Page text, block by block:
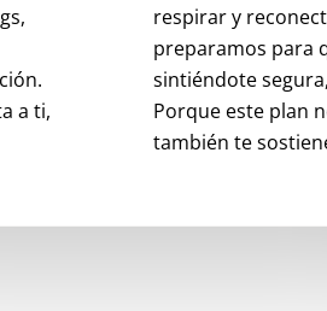
a ti,
respirar y
preparamos para
sintiéndote
Porque este plan
también te